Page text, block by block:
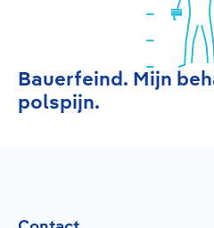
Bauerfeind. Mijn
polspijn.